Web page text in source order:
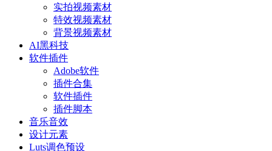
实拍视频素材
特效视频素材
背景视频素材
AI黑科技
软件插件
Adobe软件
插件合集
软件插件
插件脚本
音乐音效
设计元素
Luts调色预设